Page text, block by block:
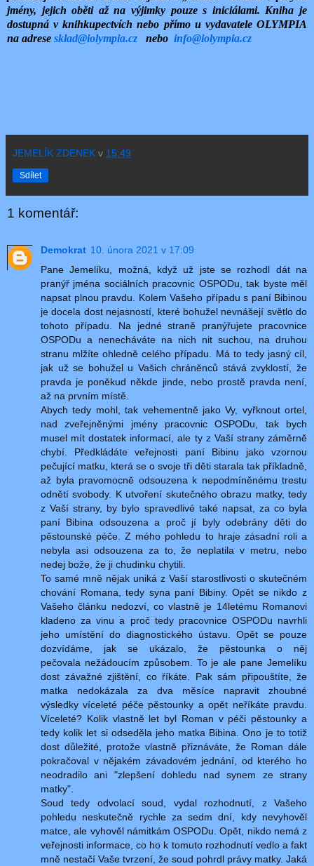
jmény, jejich oběti až na výjimky pouze s iniciálami. Kniha je
dostupná v knihkupectvích nebo přímo u vydavatele OLYMPIA
na adrese sklad@iolympia.cz nebo info@iolympia.cz
JEMELÍK ZDENEK v 15:49
Sdílet
1 komentář:
Demokrat 10. února 2021 v 17:09
Pane Jemelíku, možná, když už jste se rozhodl dát na
pranýř jména sociálních pracovnic OSPODu, tak byste měl
napsat plnou pravdu. Kolem Vašeho případu s paní Bibinou
je docela dost nejasností, které bohužel nevnášejí světlo do
tohoto případu. Na jedné straně pranýřujete pracovnice
OSPODu a nenecháváte na nich nit suchou, na druhou
stranu mlžíte ohledně celého případu. Má to tedy jasný cíl,
jak už se bohužel u Vašich chráněnců stává zvyklostí, že
pravda je poněkud někde jinde, nebo prostě pravda není,
až na prvním místě.
Abych tedy mohl, tak vehementně jako Vy, vyřknout ortel,
nad zveřejněnými jmény pracovnic OSPODu, tak bych
musel mít dostatek informací, ale ty z Vaší strany záměrně
chybí. Předkládáte veřejnosti paní Bibinu jako vzornou
pečující matku, která se o svoje tři děti starala tak příkladně,
až byla pravomocně odsouzena k nepodmíněnému trestu
odnětí svobody. K utvoření skutečného obrazu matky, tedy
z Vaší strany, by bylo spravedlivé také napsat, za co byla
paní Bibina odsouzena a proč jí byly odebrány děti do
pěstounské péče. Z mého pohledu to hraje zásadní roli a
nebyla asi odsouzena za to, že neplatila v metru, nebo
nedej bože, že ji chudinku chytili.
To samé mně nějak uniká z Vaší starostlivosti o skutečném
chování Romana, tedy syna paní Bibiny. Opět se nikdo z
Vašeho článku nedozví, co vlastně je 14letému Romanovi
kladeno za vinu a proč tedy pracovnice OSPODu navrhli
jeho umístění do diagnostického ústavu. Opět se pouze
dozvídáme, jak se ukázalo, že pěstounka o něj
pečovala nežádoucím způsobem. To je ale pane Jemelíku
dost závažné zjištění, co říkáte. Pak sám připouštíte, že
matka nedokázala za dva měsíce napravit zhoubné
výsledky víceleté péče pěstounky a opět neříkáte pravdu.
Víceleté? Kolik vlastně let byl Roman v péči pěstounky a
tedy kolik let si odseděla jeho matka Bibina. Ono je to totiž
dost důležité, protože vlastně přiznáváte, že Roman dále
pokračoval v nějakém závadovém jednání, od kterého ho
neodradilo ani "zlepšení dohledu nad synem ze strany
matky".
Soud tedy odvolací soud, vydal rozhodnutí, z Vašeho
pohledu neskutečně rychle za sedm dní, kdy nevyhověl
matce, ale vyhověl námitkám OSPODu. Opět, nikdo nemá z
veřejnosti informace, co ho k tomuto rozhodnutí vedlo a fakt
mně nestačí Vaše tvrzení, že soud pohrdl právy matky. Jaká